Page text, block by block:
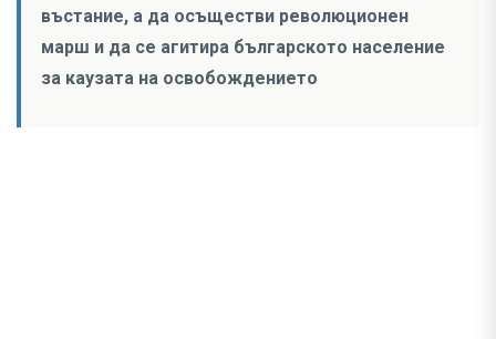
въстание, а да осъществи революционен
марш и да се агитира българското население
за каузата на освобождението